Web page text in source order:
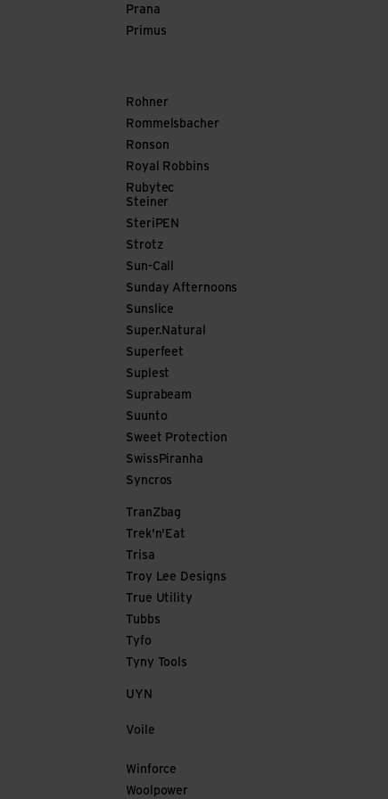
Prana
Primus
Rohner
Rommelsbacher
Ronson
Royal Robbins
Rubytec
Steiner
SteriPEN
Strotz
Sun-Call
Sunday Afternoons
Sunslice
Super.Natural
Superfeet
Suplest
Suprabeam
Suunto
Sweet Protection
SwissPiranha
Syncros
TranZbag
Trek'n'Eat
Trisa
Troy Lee Designs
True Utility
Tubbs
Tyfo
Tyny Tools
UYN
Voile
Winforce
Woolpower